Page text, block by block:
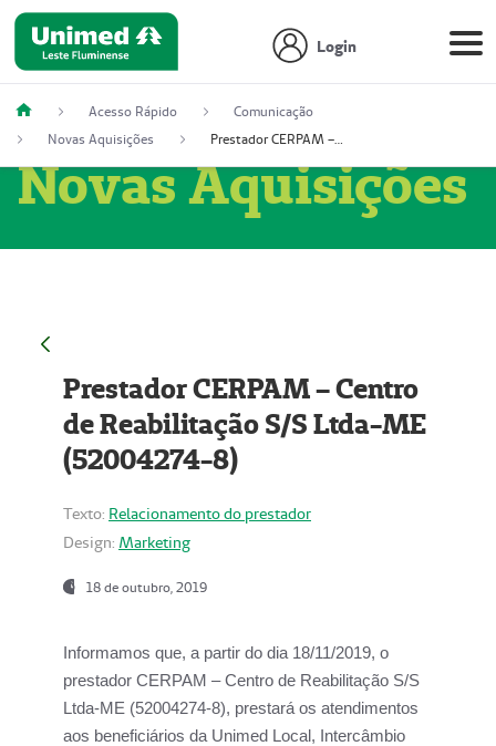
Login
Acesso Rápido
Comunicação
Novas Aquisições
Prestador CERPAM – Centro de Reabilitação S/S Ltda-ME (52004274-8)
Novas Aquisições
Prestador CERPAM – Centro
de Reabilitação S/S Ltda-ME
(52004274-8)
Texto: Relacionamento do prestador
Design: Marketing
18 de outubro, 2019
Informamos que, a partir do dia 18/11/2019, o
prestador CERPAM – Centro de Reabilitação S/S
Ltda-ME (52004274-8), prestará os atendimentos
aos beneficiários da Unimed Local, Intercâmbio